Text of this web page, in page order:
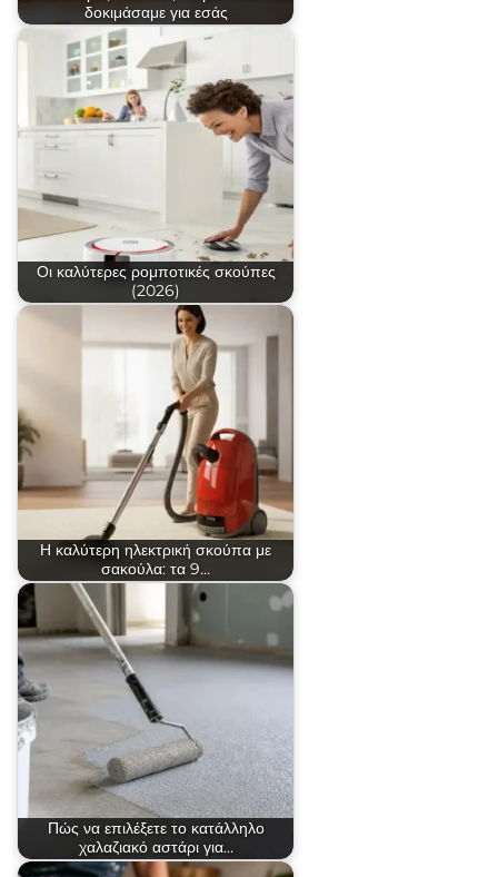
δοκιμάσαμε για εσάς
Οι καλύτερες ρομποτικές σκούπες
(2026)
Η καλύτερη ηλεκτρική σκούπα με
σακούλα: τα 9…
Πώς να επιλέξετε το κατάλληλο
χαλαζιακό αστάρι για…